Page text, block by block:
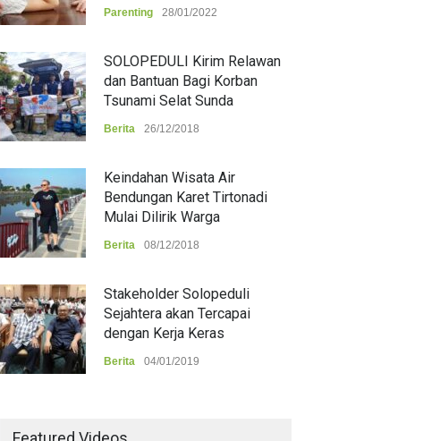
Parenting 28/01/2022
SOLOPEDULI Kirim Relawan
dan Bantuan Bagi Korban
Tsunami Selat Sunda
Berita 26/12/2018
Keindahan Wisata Air
Bendungan Karet Tirtonadi
Mulai Dilirik Warga
Berita 08/12/2018
Stakeholder Solopeduli
Sejahtera akan Tercapai
dengan Kerja Keras
Berita 04/01/2019